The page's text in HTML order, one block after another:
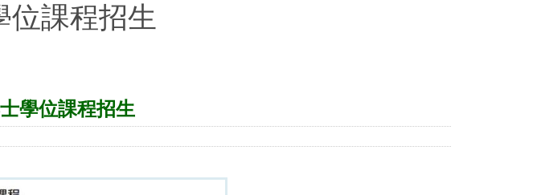
位課程招生
學位課程招生